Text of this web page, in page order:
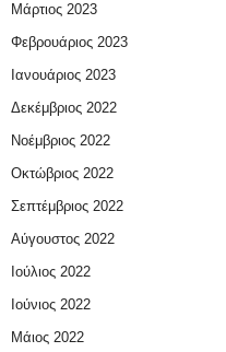
Μάρτιος 2023
Φεβρουάριος 2023
Ιανουάριος 2023
Δεκέμβριος 2022
Νοέμβριος 2022
Οκτώβριος 2022
Σεπτέμβριος 2022
Αύγουστος 2022
Ιούλιος 2022
Ιούνιος 2022
Μάιος 2022